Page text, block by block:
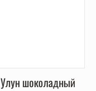
Улун шоколадный